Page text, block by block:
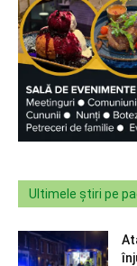
Ultimele știri pe